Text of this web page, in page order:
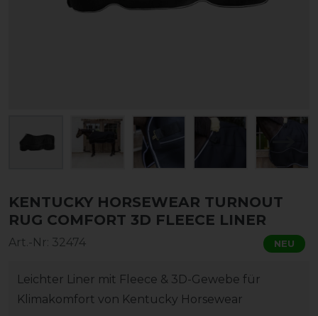
KENTUCKY HORSEWEAR TURNOUT
RUG COMFORT 3D FLEECE LINER
Art.-Nr: 32474 NEU
Leichter Liner mit Fleece & 3D-Gewebe für
Klimakomfort von Kentucky Horsewear